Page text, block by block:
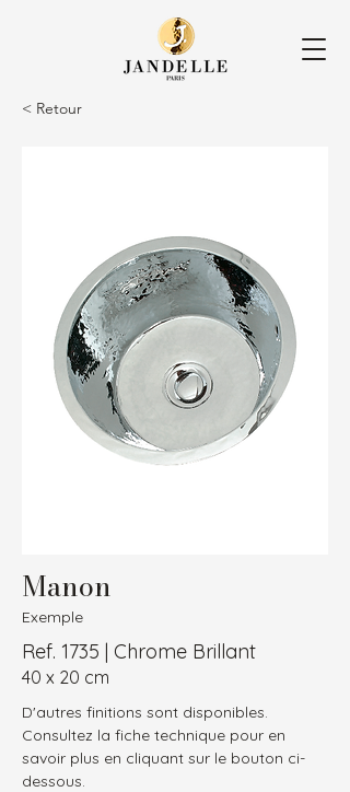
< Retour
Manon
Exemple
Ref. 1735 | Chrome Brillant
40 x 20 cm
D'autres finitions sont disponibles.
Consultez la fiche technique pour en
savoir plus en cliquant sur le bouton ci-
dessous.